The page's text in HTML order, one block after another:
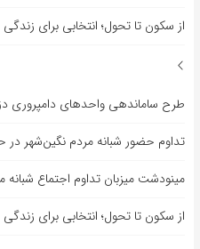
از سکون تا تحول؛ انتخابی برای زندگی
طرح ساماندهی واحدهای دامپروری
تداوم حضور شبانه مردم نگین‌شهر در
مینودشت میزبان تداوم اجتماع شبانه
از سکون تا تحول؛ انتخابی برای زندگی